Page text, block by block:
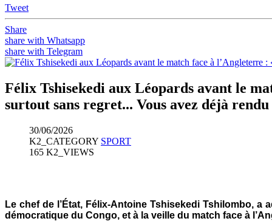
Tweet
Share
share with Whatsapp
share with Telegram
Félix Tshisekedi aux Léopards avant le
surtout sans regret... Vous avez déjà
30/06/2026
K2_CATEGORY SPORT
165 K2_VIEWS
Le chef de l’État, Félix-Antoine Tshisekedi Tshilombo, a
démocratique du Congo, et à la veille du match face à